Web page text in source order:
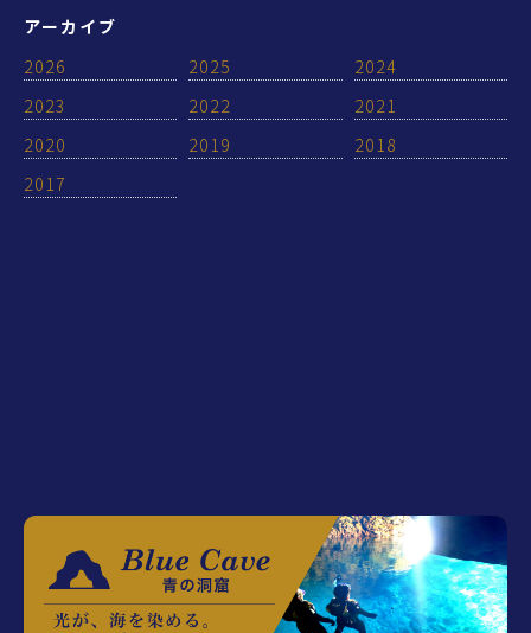
アーカイブ
2026
2025
2024
2023
2022
2021
2020
2019
2018
2017